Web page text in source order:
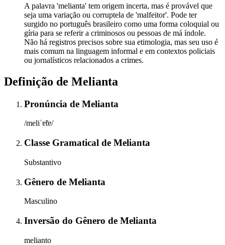
A palavra 'melianta' tem origem incerta, mas é provável que
seja uma variação ou corruptela de 'malfeitor'. Pode ter
surgido no português brasileiro como uma forma coloquial ou
gíria para se referir a criminosos ou pessoas de má índole.
Não há registros precisos sobre sua etimologia, mas seu uso é
mais comum na linguagem informal e em contextos policiais
ou jornalísticos relacionados a crimes.
Definição de Melianta
Pronúncia de Melianta
/meliˈɐ̃tɐ/
Classe Gramatical de Melianta
Substantivo
Gênero de Melianta
Masculino
Inversão do Gênero de Melianta
melianto